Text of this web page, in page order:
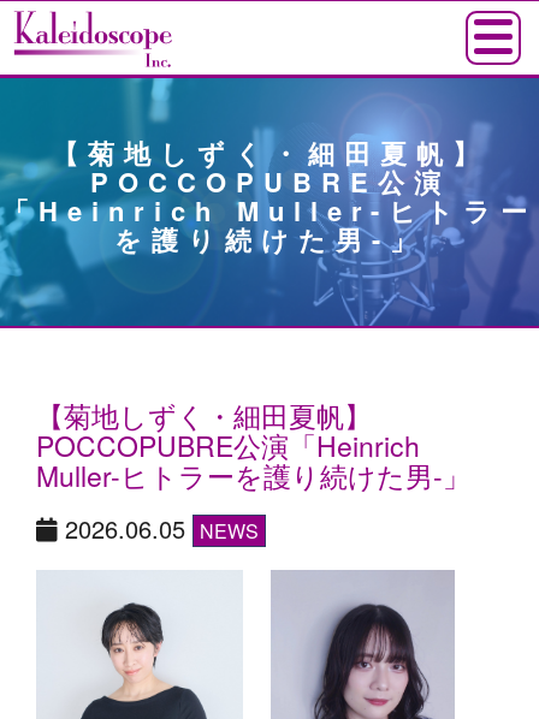
【菊地しずく・細田夏帆】
POCCOPUBRE公演
「Heinrich Muller-ヒトラー
を護り続けた男-」
【菊地しずく・細田夏帆】
POCCOPUBRE公演「Heinrich
Muller-ヒトラーを護り続けた男-」
2026.06.05 NEWS